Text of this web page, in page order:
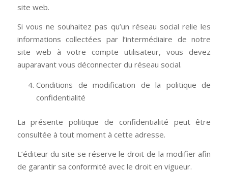
site web.
Si vous ne souhaitez pas qu’un réseau social relie les
informations collectées par l’intermédiaire de notre
site web à votre compte utilisateur, vous devez
auparavant vous déconnecter du réseau social.
Conditions de modification de la politique de
confidentialité
La présente politique de confidentialité peut être
consultée à tout moment à cette adresse.
L’éditeur du site se réserve le droit de la modifier afin
de garantir sa conformité avec le droit en vigueur.